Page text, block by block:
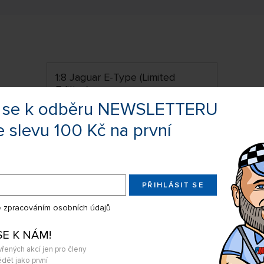
k odběru NEWSLETTERU
slevu 100 Kč na první
PŘIHLÁSIT SE
zpracováním osobních údajů
K NÁM!
akcí jen pro členy
jako první
1:8 Jaguar E-Type (Limited
Edition)
ZLATÝ STŘED